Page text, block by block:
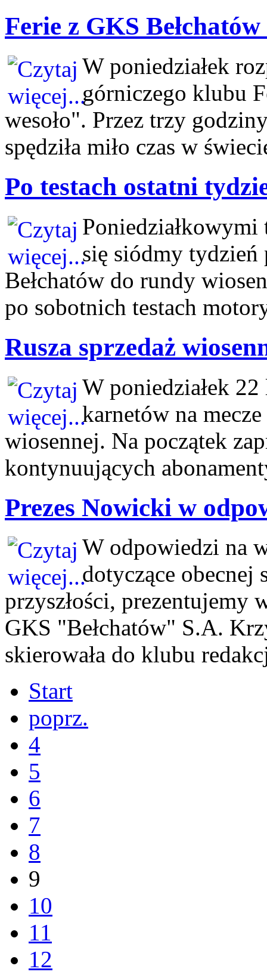
Ferie z GKS
W poniedziałek
górniczego klubu
wesoło". Przez trzy
spędziła miło czas w
Po testach ostatni
Poniedziałkowymi
się siódmy
Bełchatów do rundy
po sobotnich testach
Rusza sprzedaż
W poniedziałek
karnetów na
wiosennej. Na początek
kontynuujących
Prezes Nowicki w
W odpowiedzi na
dotyczące
przyszłości, prezentujemy
GKS "Bełchatów" S.A.
skierowała do klubu
Start
poprz.
4
5
6
7
8
9
10
11
12